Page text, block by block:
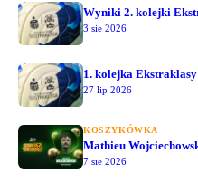
Wyniki 2. kolejki
3 sie 2026
1. kolejka
27 lip 2026
KOSZYKÓWKA
Mathieu
7 sie 2026